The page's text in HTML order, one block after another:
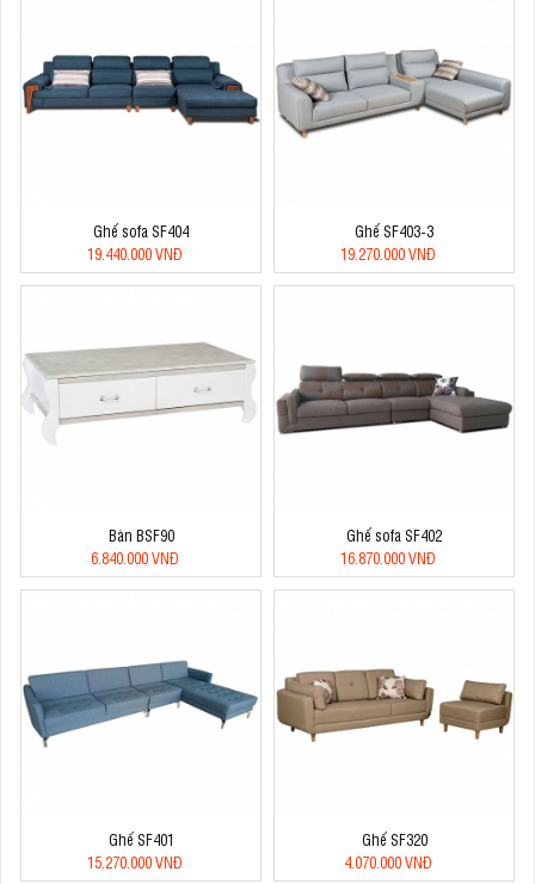
Ghế sofa SF404
19.440.000 VNĐ
Ghế SF403-3
19.270.000 VNĐ
Bàn BSF90
6.840.000 VNĐ
Ghế sofa SF402
16.870.000 VNĐ
Ghế SF401
15.270.000 VNĐ
Ghế SF320
4.070.000 VNĐ